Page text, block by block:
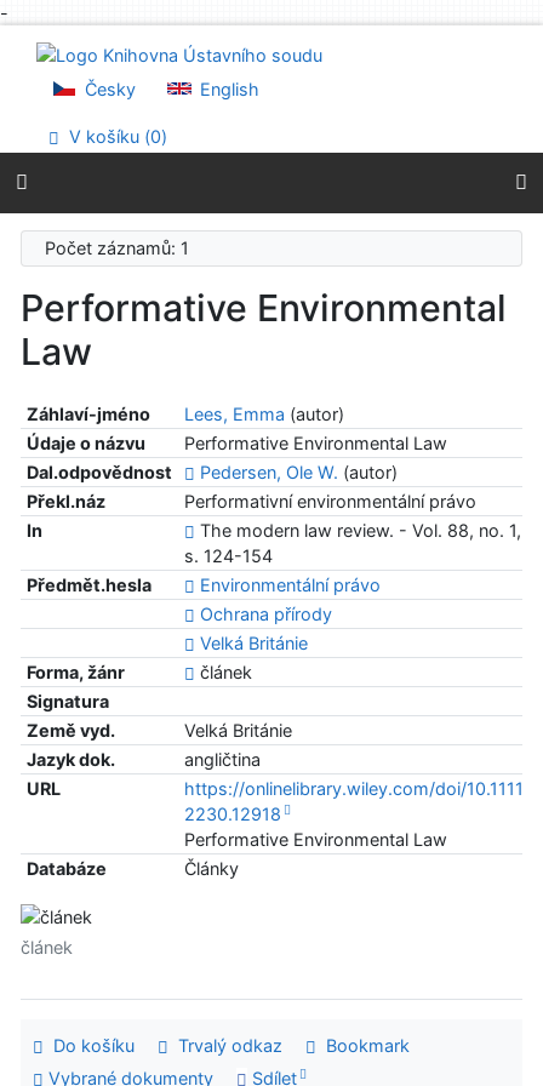
-
Přejít na menu
Prohlášení o webové přístupnosti
Česky English
V košíku (0)
Počet záznamů: 1
Performative Environmental
Law
Záhlaví-jméno Lees, Emma (autor)
Údaje o názvu
Performative Environmental Law
Dal.odpovědnost
Pedersen, Ole W. (autor)
Překl.náz
Performativní environmentální právo
In
The modern law review. - Vol. 88, no. 1,
s. 124-154
Předmět.hesla
Environmentální právo
Ochrana přírody
Velká Británie
Forma, žánr
článek
Signatura
Země vyd.
Velká Británie
Jazyk dok.
angličtina
URL
https://onlinelibrary.wiley.com/doi/10.1111/
2230.12918
Performative Environmental Law
Databáze
Články
článek
Do košíku Trvalý odkaz
Bookmark
Vybrané dokumenty
Sdílet